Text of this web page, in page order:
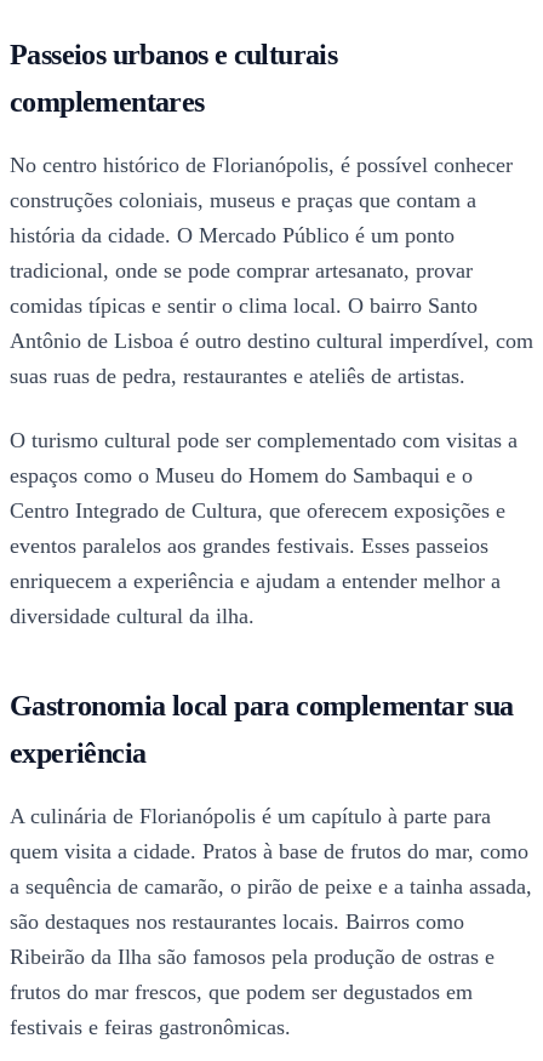
Passeios urbanos e culturais
complementares
No centro histórico de Florianópolis, é possível conhecer
construções coloniais, museus e praças que contam a
história da cidade. O Mercado Público é um ponto
tradicional, onde se pode comprar artesanato, provar
comidas típicas e sentir o clima local. O bairro Santo
Antônio de Lisboa é outro destino cultural imperdível, com
suas ruas de pedra, restaurantes e ateliês de artistas.
O turismo cultural pode ser complementado com visitas a
espaços como o Museu do Homem do Sambaqui e o
Centro Integrado de Cultura, que oferecem exposições e
eventos paralelos aos grandes festivais. Esses passeios
enriquecem a experiência e ajudam a entender melhor a
diversidade cultural da ilha.
Gastronomia local para complementar sua
experiência
A culinária de Florianópolis é um capítulo à parte para
quem visita a cidade. Pratos à base de frutos do mar, como
a sequência de camarão, o pirão de peixe e a tainha assada,
são destaques nos restaurantes locais. Bairros como
Ribeirão da Ilha são famosos pela produção de ostras e
frutos do mar frescos, que podem ser degustados em
festivais e feiras gastronômicas.